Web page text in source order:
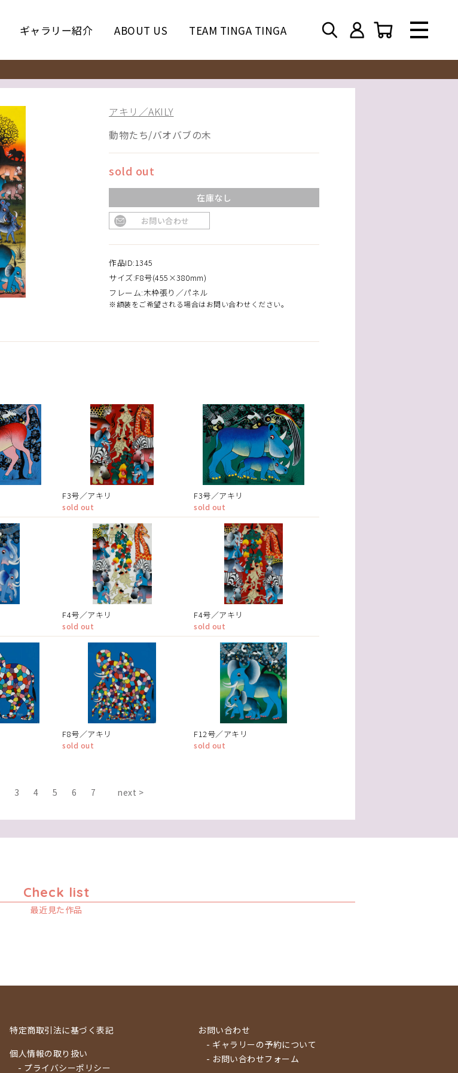
ギャラリー紹介 ABOUT US TEAM TINGA TINGA
アキリ／AKILY
動物たち/バオバブの木
sold out
在庫なし
お問い合わせ
作品ID:1345
サイズ:F8号(455×380mm)
フレーム:木枠張り／パネル
※額装をご希望される場合はお問い合わせください。
F3号／アキリ
sold out
F3号／アキリ
sold out
F4号／アキリ
sold out
F4号／アキリ
sold out
F8号／アキリ
sold out
F12号／アキリ
sold out
3 4 5 6 7 next >
Check list
最近見た作品
特定商取引法に基づく表記
個人情報の取り扱い
- プライバシーポリシー
お問い合わせ
- ギャラリーの予約について
- お問い合わせフォーム